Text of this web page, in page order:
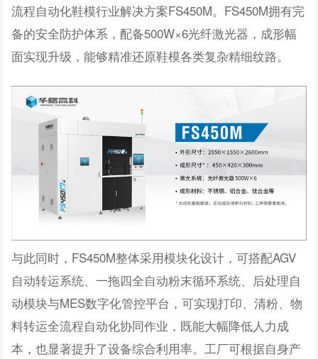
流程自动化鞋模行业解决方案FS450M。FS450M拥有完
备的安全防护体系，配备500W×6光纤激光器，成形幅
面实现升级，能够精准还原鞋模各类复杂精细纹路。
与此同时，FS450M整体采用模块化设计，可搭配AGV
自动转运系统、一拖四全自动粉末循环系统、后处理自
动模块与MES数字化管控平台，可实现打印、清粉、物
料转运全流程自动化协同作业，既能大幅降低人力成
本，也显著提升了设备综合利用率。工厂可根据自身产